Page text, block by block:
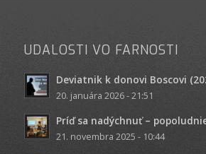
UDALOSTI VO FARNOSTI
Deviatnik k donovi Boscovi
20. januára 2026 - 21:51
Príď sa nadýchnuť –
21. novembra 2025 - 10:44